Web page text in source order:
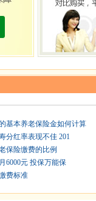
基本养老保险金如何计算
分红率表现不佳 201
保险缴费的比例
6000元 投保万能保
费标准